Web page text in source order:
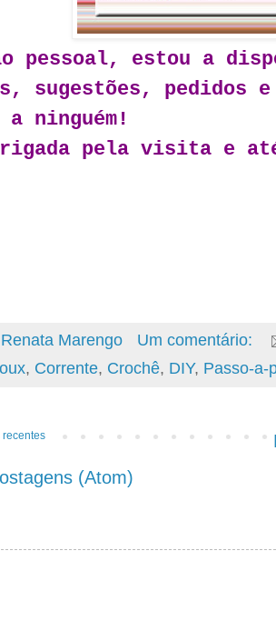
pessoal, estou a
sugestões, pedidos
ninguém!
pela visita e até
Renata Marengo
Um comentário:
, Corrente, Crochê, DIY, Passo-a-
recentes
(Atom)